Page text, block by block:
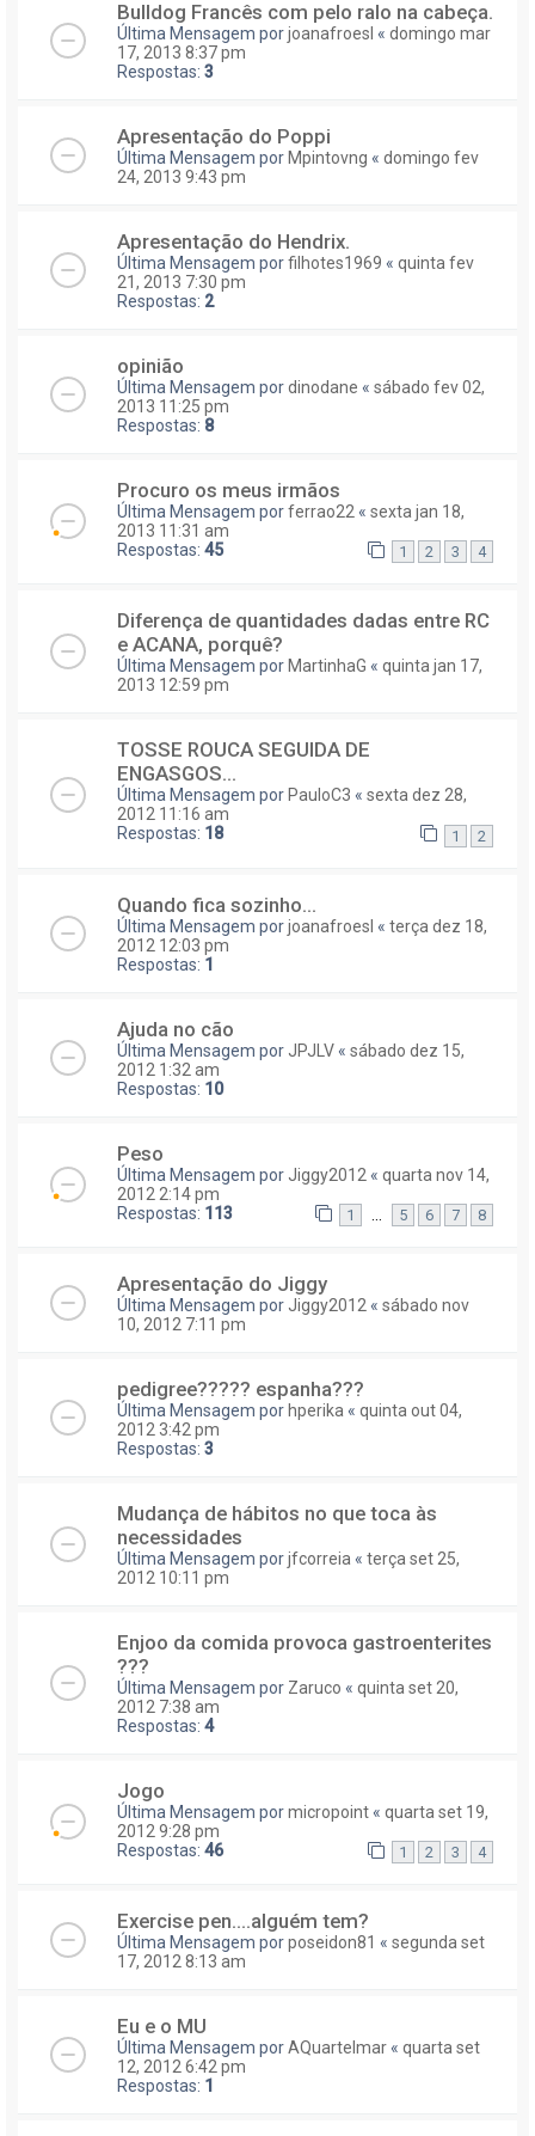
Bulldog Francês com pelo ralo na cabeça.
Última Mensagem porjoanafroesl « domingo mar
17, 2013 8:37 pm
Respostas: 3
Apresentação do Poppi
Última Mensagem por Mpintovng « domingo fev
24, 2013 9:43 pm
Apresentação do Hendrix.
Última Mensagem porfilhotes1969 « quinta fev
21, 2013 7:30 pm
Respostas: 2
opinião
Última Mensagem pordinodane « sábado fev 02,
2013 11:25 pm
Respostas: 8
Procuro os meus irmãos
Última Mensagem porferrao22 « sexta jan 18,
2013 11:31 am
Respostas: 45 1 2 3 4
Diferença de quantidades dadas entre RC
e ACANA, porquê?
Última Mensagem por MartinhaG « quinta jan 17,
2013 12:59 pm
TOSSE ROUCA SEGUIDA DE
ENGASGOS...
Última Mensagem por PauloC3 « sexta dez 28,
2012 11:16 am
Respostas: 18 1 2
Quando fica sozinho...
Última Mensagem porjoanafroesl « terça dez 18,
2012 12:03 pm
Respostas: 1
Ajuda no cão
Última Mensagem por JPJLV « sábado dez 15,
2012 1:32 am
Respostas: 10
Peso
Última Mensagem por Jiggy2012 « quarta nov 14,
2012 2:14 pm
Respostas: 113 1 5 6 7 8
Apresentação do Jiggy
Última Mensagem por Jiggy2012 « sábado nov
10, 2012 7:11 pm
pedigree????? espanha???
Última Mensagem por hperika « quinta out 04,
2012 3:42 pm
Respostas: 3
Mudança de hábitos no que toca às
necessidades
Última Mensagem porjfcorreia « terça set 25,
2012 10:11 pm
Enjoo da comida provoca gastroenterites
???
Última Mensagem por Zaruco « quinta set 20,
2012 7:38 am
Respostas: 4
Jogo
Última Mensagem pormicropoint « quarta set 19,
2012 9:28 pm
Respostas: 46 1 2 3 4
Exercise pen....alguém tem?
Última Mensagem porposeidon81 « segunda set
17, 2012 8:13 am
Eu e o MU
Última Mensagem porAQuartelmar « quarta set
12, 2012 6:42 pm
Respostas: 1